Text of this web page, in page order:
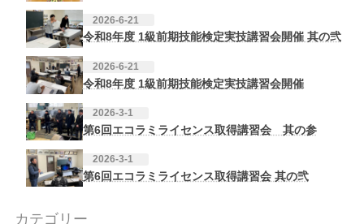
2026-6-21
令和8年度 1級前期技能検定実技講習会開催 其の弐
2026-6-21
令和8年度 1級前期技能検定実技講習会開催
2026-3-1
第6回エコラミライセンス取得講習会 其の参
2026-3-1
第6回エコラミライセンス取得講習会 其の弐
カテゴリー